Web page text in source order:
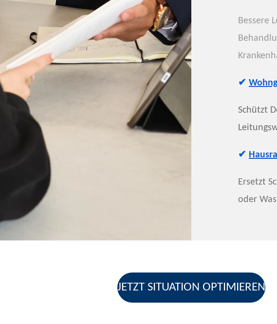
Bessere
✔
Schützt
✔
Ersetzt
oder
JETZT SITUATION OPTIMIEREN